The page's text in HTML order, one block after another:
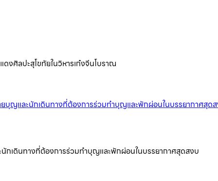
งศิลปะสุโขทัยในวิหารเก๋งจีนโบราณ
กเดินทางที่ต้องการร่วมทำบุญและพักผ่อนในบรรยากาศสุดสงบ